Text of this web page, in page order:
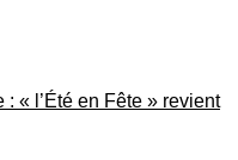
« l’Été en Fête » revient